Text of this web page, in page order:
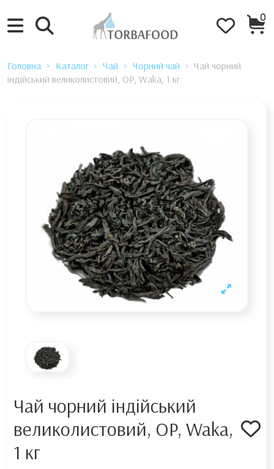
0
Головна Каталог Чай Чорний чай
Чай чорний
індійський великолистовий, OP, Waka, 1 кг
Чай чорний індійський
великолистовий, OP, Waka,
1 кг